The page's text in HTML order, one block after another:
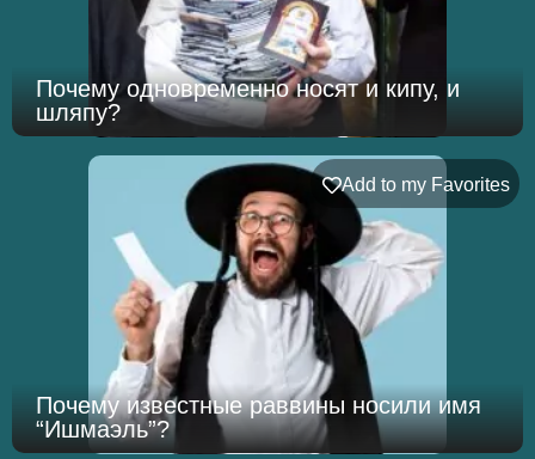
Почему одновременно носят и кипу, и
шляпу?
Add to my Favorites
Почему известные раввины носили имя
“Ишмаэль”?